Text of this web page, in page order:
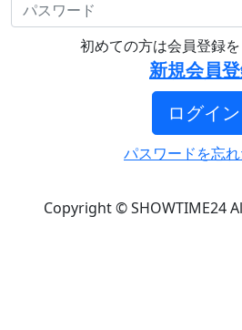
初めての方は会員登録
新規会員
ログイン
パスワードを忘
Copyright © SHOWTIME24